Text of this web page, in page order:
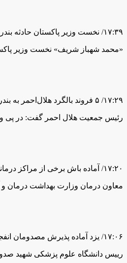
۱۷:۳۹/ نخست وزیر پاکستان حادثه بندر شهید رجائی را تسلیت گفت
«محمد شهباز شریف» نخست وزیر
۱۷:۲۹/ ۵ فروند بالگرد هلال‌احمر به بندرعباس اعزام شد
رئیس جمعیت هلال احمر گفت: در پی
۱۷:۲۰/ آماده باش برخی از مراکز درمانی پایتخت برای پذیرش مصدومان حادثه بندر شهید رجایی
معاون درمان وزارت بهداشت درمان و
۱۷:۰۶/ یزد آماده پذیرش مصدومان انفجار بندر شهید رجایی
رییس دانشگاه علوم پزشکی شهید